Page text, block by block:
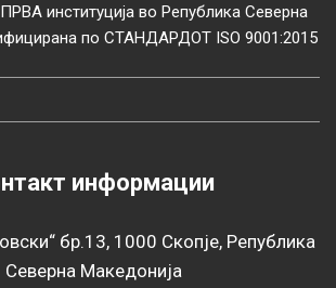
институција во Република Северна
по СТАНДАРДОТ ISO 9001:2015
информации
бр.13, 1000 Скопје, Република
Северна Македонија